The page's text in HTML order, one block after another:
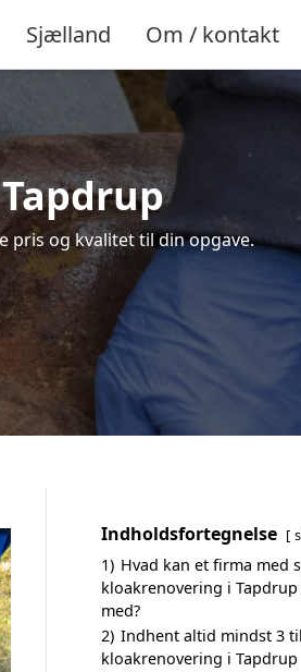
Sjælland Om / kontakt
pris og kvalitet til din opgave.
Indholdsfortegnelse
1) Hvad kan et firma med
kloakrenovering i
med?
2) Indhent altid mindst 3
kloakrenovering i Tapdrup